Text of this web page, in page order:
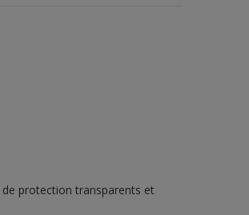
protection transparents et